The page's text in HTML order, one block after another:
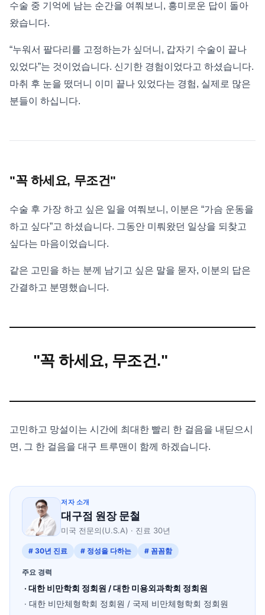
수술 중 기억에 남는 순간을 여쭤보니, 흥미로운 답이 돌아
왔습니다.
“누워서 팔다리를 고정하는가 싶더니, 갑자기 수술이 끝나
있었다”는 것이었습니다. 신기한 경험이었다고 하셨습니다.
마취 후 눈을 떴더니 이미 끝나 있었다는 경험, 실제로 많은
분들이 하십니다.
"꼭 하세요, 무조건"
수술 후 가장 하고 싶은 일을 여쭤보니, 이분은 “가슴 운동을
하고 싶다”고 하셨습니다. 그동안 미뤄왔던 일상을 되찾고
싶다는 마음이었습니다.
같은 고민을 하는 분께 남기고 싶은 말을 묻자, 이분의 답은
간결하고 분명했습니다.
"꼭 하세요, 무조건."
고민하고 망설이는 시간에 최대한 빨리 한 걸음을 내딛으시
면, 그 한 걸음을 대구 트루맨이 함께 하겠습니다.
저자 소개
대구점 원장 문철
미국 전문의(U.S.A) · 진료 30년
# 30년 진료 # 정성을 다하는 # 꼼꼼함
주요 경력
· 대한 비만학회 정회원 / 대한 미용외과학회 정회원
· 대한 비만체형학회 정회원 / 국제 비만체형학회 정회원